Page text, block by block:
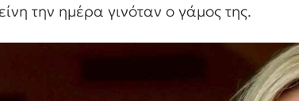
την ημέρα γινόταν ο γάμος της.